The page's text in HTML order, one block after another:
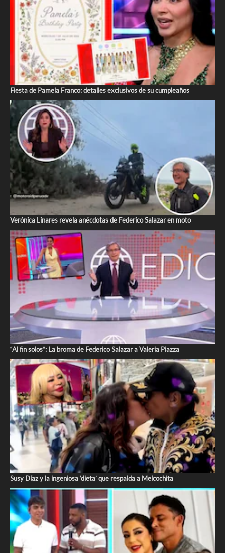
Fiesta de Pamela Franco: detalles exclusivos de su cumpleaños
Verónica Linares revela anécdotas de Federico Salazar en moto
“Al fin solos”: La broma de Federico Salazar a Valeria Piazza
Susy Díaz y la ingeniosa ‘dieta’ que respalda a Melcochita